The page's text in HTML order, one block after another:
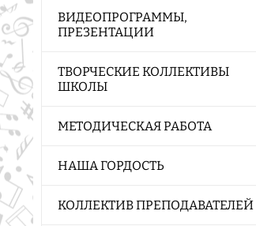
ВИДЕОПРОГРАММЫ,
ПРЕЗЕНТАЦИИ
ТВОРЧЕСКИЕ КОЛЛЕКТИВЫ
ШКОЛЫ
МЕТОДИЧЕСКАЯ РАБОТА
НАША ГОРДОСТЬ
КОЛЛЕКТИВ ПРЕПОДАВАТЕЛЕЙ